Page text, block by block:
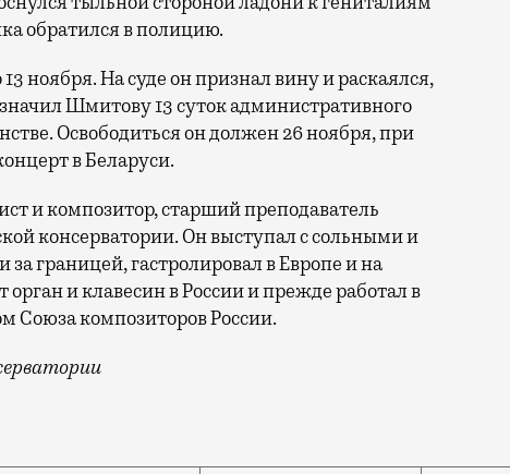
обратился в полицию.
ноября. На суде он признал вину и раскаялся,
Шмитову 13 суток административного
Освободиться он должен 26 ноября, при
в Беларуси.
и композитор, старший преподаватель
консерватории. Он выступал с сольными и
границей, гастролировал в Европе и на
и клавесин в России и прежде работал в
Союза композиторовРоссии.